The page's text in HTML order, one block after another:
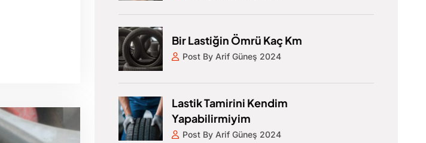
Bir Lastiğin Ömrü Kaç Km
Post By Arif Güneş 2024
Lastik Tamirini Kendim
Yapabilirmiyim
Post By Arif Güneş 2024